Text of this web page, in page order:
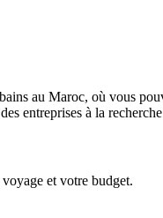
au Maroc, où vous
entreprises à la
et votre budget.